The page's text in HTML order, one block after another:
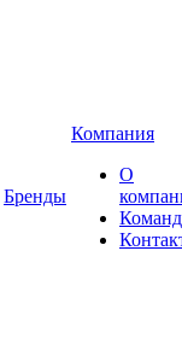
Бренды
Компания
О